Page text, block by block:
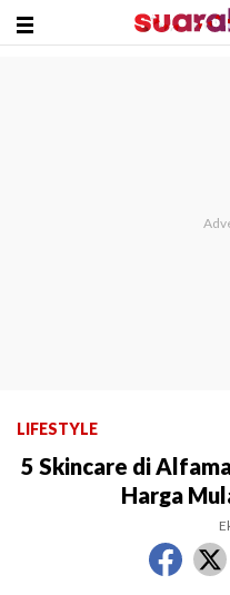
LIFESTYLE
5 Skincare di
Harga